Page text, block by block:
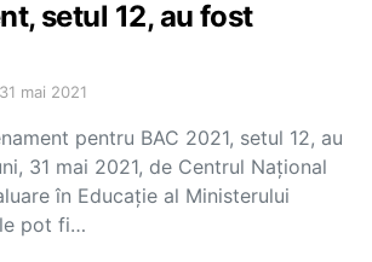
setul 12, au fost
31 mai 2021
pentru BAC 2021, setul 12, au
31 mai 2021, de Centrul Național
în Educație al Ministerului
pot fi…